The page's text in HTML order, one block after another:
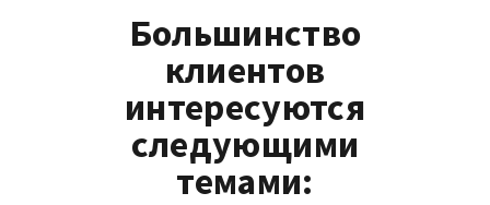
Большинство
клиентов
интересуются
следующими
темами: